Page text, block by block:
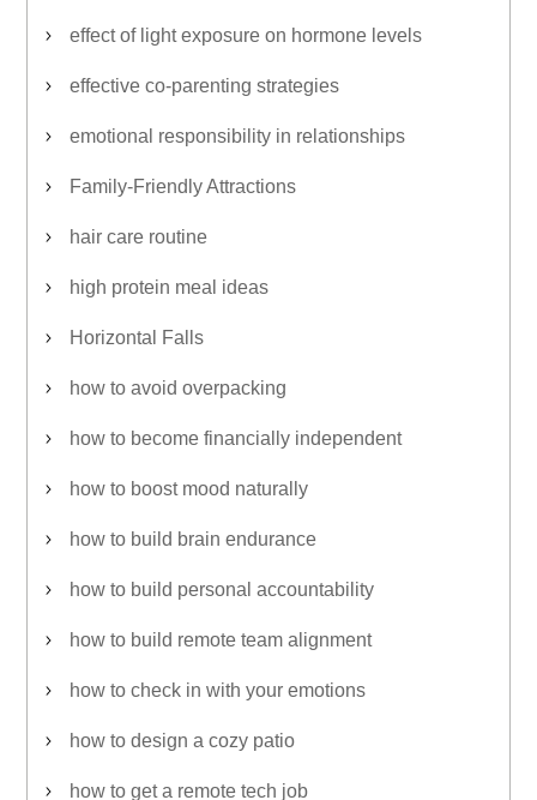
effect of light exposure on hormone levels
effective co-parenting strategies
emotional responsibility in relationships
Family-Friendly Attractions
hair care routine
high protein meal ideas
Horizontal Falls
how to avoid overpacking
how to become financially independent
how to boost mood naturally
how to build brain endurance
how to build personal accountability
how to build remote team alignment
how to check in with your emotions
how to design a cozy patio
how to get a remote tech job